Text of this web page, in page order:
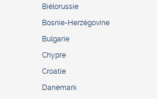
Biélorussie
Bosnie-Herzégovine
Bulgarie
Chypre
Croatie
Danemark